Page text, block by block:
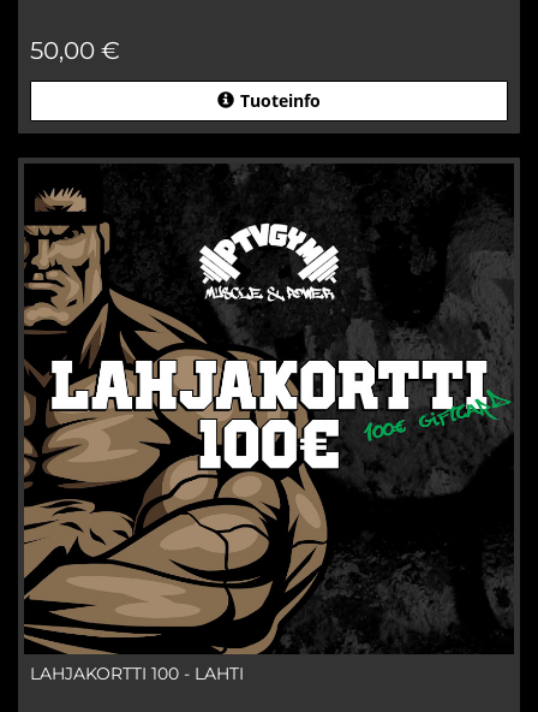
50,00 €
Tuoteinfo
LAHJAKORTTI 100 - LAHTI